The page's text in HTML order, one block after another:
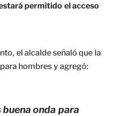
permitido el acceso
el alcalde señaló que la
hombres y agregó:
buena onda para